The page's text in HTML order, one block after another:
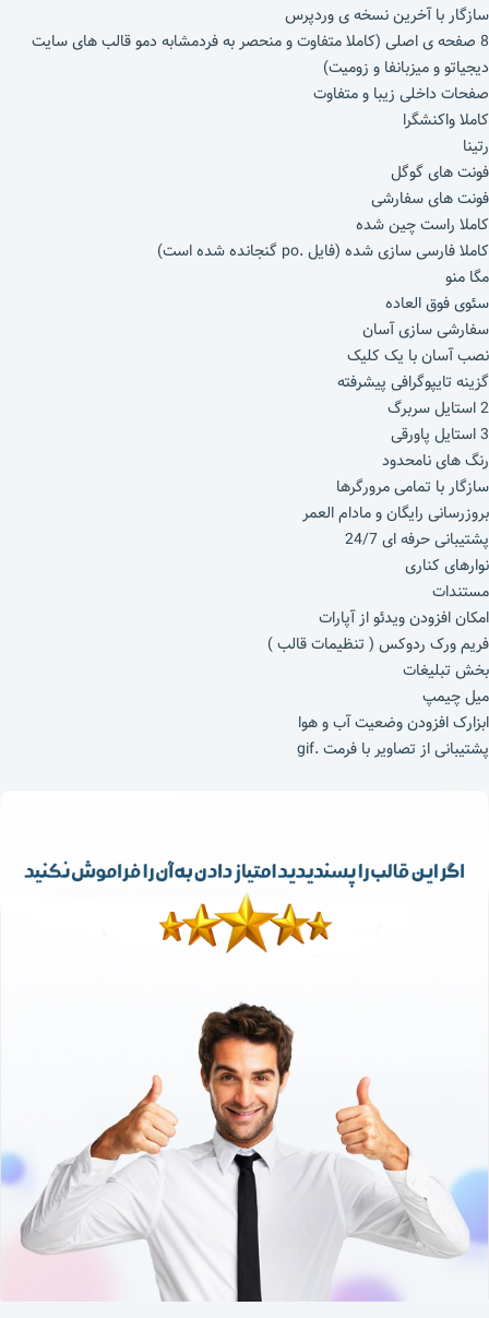
سازگار با آخرین نسخه ی وردپرس
8 صفحه ی اصلی (کاملا متفاوت و منحصر به فردمشابه دمو قالب های سایت
دیجیاتو و میزبانفا و زومیت)
صفحات داخلی زیبا و متفاوت
کاملا واکنشگرا
رتینا
فونت های گوگل
فونت های سفارشی
کاملا راست چین شده
کاملا فارسی سازی شده (فایل .po گنجانده شده است)
مگا منو
سئوی فوق العاده
سفارشی سازی آسان
نصب آسان با یک کلیک
گزینه تایپوگرافی پیشرفته
2 استایل سربرگ
3 استایل پاورقی
رنگ های نامحدود
سازگار با تمامی مرورگرها
بروزرسانی رایگان و مادام العمر
پشتیبانی حرفه ای 24/7
نوارهای کناری
مستندات
امکان افزودن ویدئو از آپارات
فریم ورک ردوکس ( تنظیمات قالب )
بخش تبلیغات
میل چیمپ
ابزارک افزودن وضعیت آب و هوا
پشتیبانی از تصاویر با فرمت .gif